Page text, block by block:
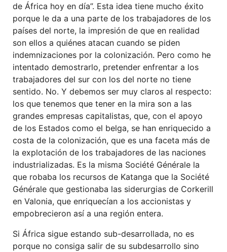
de África hoy en día”. Esta idea tiene mucho éxito
porque le da a una parte de los trabajadores de los
países del norte, la impresión de que en realidad
son ellos a quiénes atacan cuando se piden
indemnizaciones por la colonización. Pero como he
intentado demostrarlo, pretender enfrentar a los
trabajadores del sur con los del norte no tiene
sentido. No. Y debemos ser muy claros al respecto:
los que tenemos que tener en la mira son a las
grandes empresas capitalistas, que, con el apoyo
de los Estados como el belga, se han enriquecido a
costa de la colonización, que es una faceta más de
la explotación de los trabajadores de las naciones
industrializadas. Es la misma Société Générale la
que robaba los recursos de Katanga que la Société
Générale que gestionaba las siderurgias de Corkerill
en Valonia, que enriquecían a los accionistas y
empobrecieron así a una región entera.
Si África sigue estando sub-desarrollada, no es
porque no consiga salir de su subdesarrollo sino